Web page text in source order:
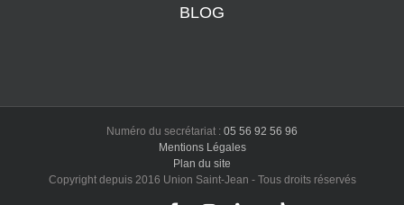
BLOG
Numéro du secrétariat : 05 56 92 56 96
Mentions Légales
Plan du site
Copyright depuis 2016 Union Saint-Jean - Tous droits réservés